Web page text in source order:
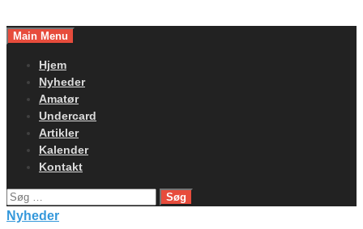
toMain Menu
Hjem
Nyheder
Amatør
Undercard
Artikler
Kalender
Kontakt
Søg
efter:
Nyheder